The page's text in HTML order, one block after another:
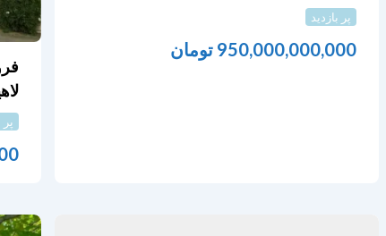
پر بازدید
950,000,000,000 تومان
پر